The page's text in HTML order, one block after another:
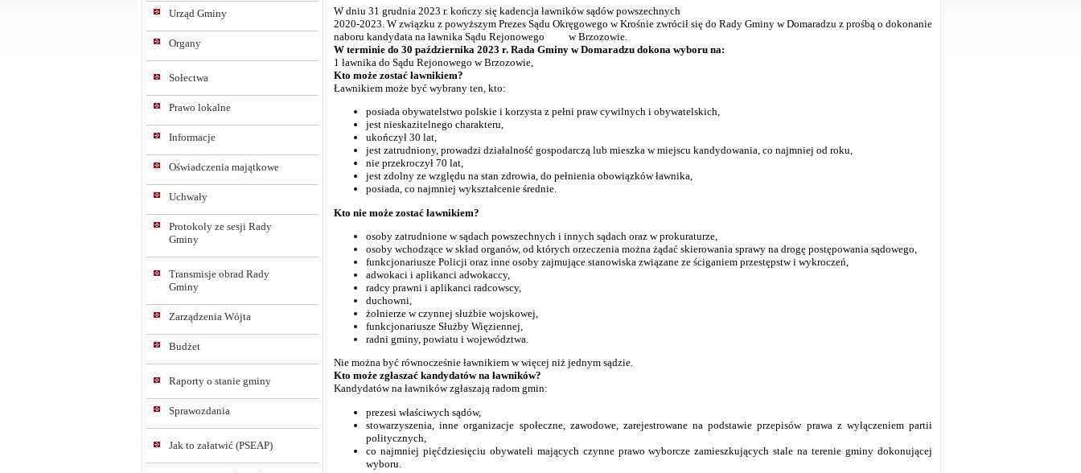
Urząd Gminy
Organy
Sołectwa
Prawo lokalne
Informacje
Oświadczenia majątkowe
Uchwały
Protokoły ze sesji Rady
Gminy
Transmisje obrad Rady
Gminy
Zarządzenia Wójta
Budżet
Raporty o stanie gminy
Sprawozdania
Jak to załatwić (PSEAP)
W dniu 31 grudnia 2023 r. kończy się kadencja ławników sądów powszechnych
2020-2023. W związku z powyższym Prezes Sądu Okręgowego w Krośnie zwrócił się do Rady Gminy w Domaradzu z prośbą o dokonanie
naboru kandydata na ławnika Sądu Rejonowego w Brzozowie.
W terminie do 30 października 2023 r. Rada Gminy w Domaradzu dokona wyboru na:
1 ławnika do Sądu Rejonowego w Brzozowie,
Kto może zostać ławnikiem?
Ławnikiem może być wybrany ten, kto:
posiada obywatelstwo polskie i korzysta z pełni praw cywilnych i obywatelskich,
jest nieskazitelnego charakteru,
ukończył 30 lat,
jest zatrudniony, prowadzi działalność gospodarczą lub mieszka w miejscu kandydowania, co najmniej od roku,
nie przekroczył 70 lat,
jest zdolny ze względu na stan zdrowia, do pełnienia obowiązków ławnika,
posiada, co najmniej wykształcenie średnie.
Kto nie może zostać ławnikiem?
osoby zatrudnione w sądach powszechnych i innych sądach oraz w prokuraturze,
osoby wchodzące w skład organów, od których orzeczenia można żądać skierowania sprawy na drogę postępowania sądowego,
funkcjonariusze Policji oraz inne osoby zajmujące stanowiska związane ze ściganiem przestępstw i wykroczeń,
adwokaci i aplikanci adwokaccy,
radcy prawni i aplikanci radcowscy,
duchowni,
żołnierze w czynnej służbie wojskowej,
funkcjonariusze Służby Więziennej,
radni gminy, powiatu i województwa.
Nie można być równocześnie ławnikiem w więcej niż jednym sądzie.
Kto może zgłaszać kandydatów na ławników?
Kandydatów na ławników zgłaszają radom gmin:
prezesi właściwych sądów,
stowarzyszenia, inne organizacje społeczne, zawodowe, zarejestrowane na podstawie przepisów prawa z wyłączeniem partii
politycznych,
co najmniej pięćdziesięciu obywateli mających czynne prawo wyborcze zamieszkujących stale na terenie gminy dokonującej
wyboru.